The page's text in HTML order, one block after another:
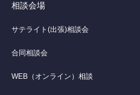
相談会場
サテライト(出張)相談会
合同相談会
WEB（オンライン）相談